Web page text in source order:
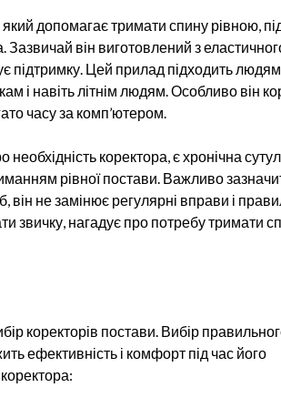
допомагає тримати спину рівною,
Зазвичай він виготовлений з
підтримку. Цей прилад підходить людям
і навіть літнім людям. Особливо він
часу за комп’ютером.
коректора, є хронічна
рівної постави. Важливо
не замінює регулярні вправи і
звичку, нагадує про потребу тримати
коректорів постави. Вибір
ефективність і комфорт під час його